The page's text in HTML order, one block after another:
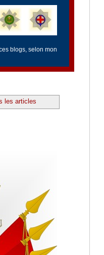
blogs, selon mon
les articles